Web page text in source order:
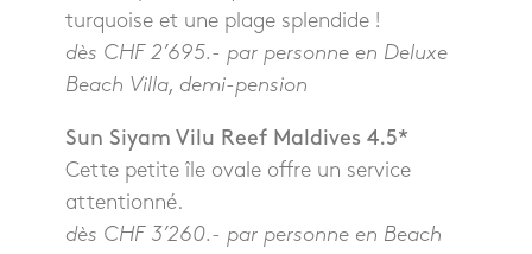
turquoise et une plage splendide !
dès CHF 2’695.- par personne en Deluxe
Beach Villa, demi-pension
Sun Siyam Vilu Reef Maldives 4.5*
Cette petite île ovale offre un service
attentionné.
dès CHF 3’260.- par personne en Beach